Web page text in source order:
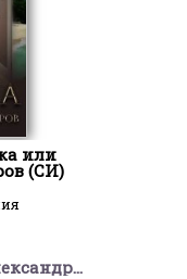
или
(СИ)
Боброва Екатерина Александровна